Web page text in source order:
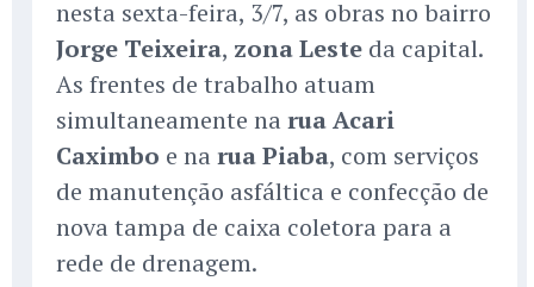
nesta sexta-feira, 3/7, as obras no bairro
Jorge Teixeira, zona Leste da capital.
As frentes de trabalho atuam
simultaneamente na rua Acari
Caximbo e na rua Piaba, com serviços
de manutenção asfáltica e confecção de
nova tampa de caixa coletora para a
rede de drenagem.